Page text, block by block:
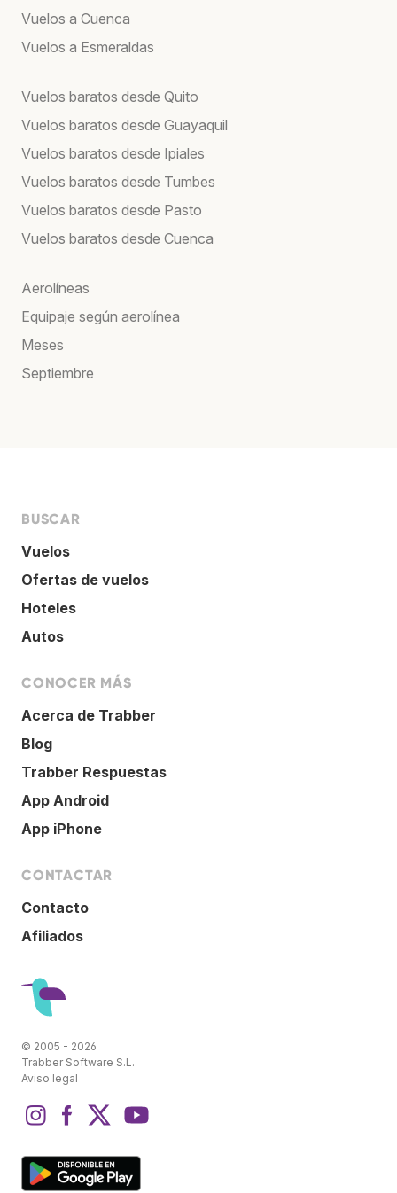
Vuelos a Cuenca
Vuelos a Esmeraldas
Vuelos baratos desde Quito
Vuelos baratos desde Guayaquil
Vuelos baratos desde Ipiales
Vuelos baratos desde Tumbes
Vuelos baratos desde Pasto
Vuelos baratos desde Cuenca
Aerolíneas
Equipaje según aerolínea
Meses
Septiembre
BUSCAR
Vuelos
Ofertas de vuelos
Hoteles
Autos
CONOCER MÁS
Acerca de Trabber
Blog
Trabber Respuestas
App Android
App iPhone
CONTACTAR
Contacto
Afiliados
© 2005 - 2026
Trabber Software S.L.
Aviso legal